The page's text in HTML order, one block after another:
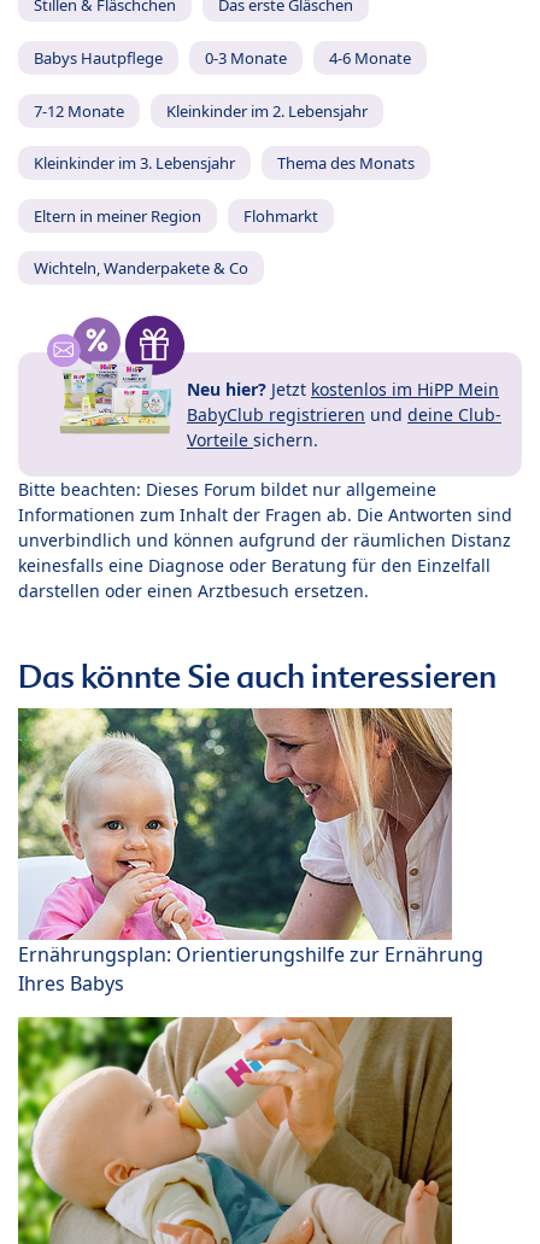
Stillen & Fläschchen Das erste Gläschen
Babys Hautpflege 0-3 Monate 4-6 Monate
7-12 Monate Kleinkinder im 2. Lebensjahr
Kleinkinder im 3. Lebensjahr Thema des Monats
Eltern in meiner Region Flohmarkt
Wichteln, Wanderpakete & Co
Neu hier? Jetzt kostenlos im HiPP Mein
BabyClub registrieren und deine Club-
Vorteile sichern.
Bitte beachten: Dieses Forum bildet nur allgemeine
Informationen zum Inhalt der Fragen ab. Die Antworten sind
unverbindlich und können aufgrund der räumlichen Distanz
keinesfalls eine Diagnose oder Beratung für den Einzelfall
darstellen oder einen Arztbesuch ersetzen.
Das könnte Sie auch interessieren
Ernährungsplan: Orientierungshilfe zur Ernährung
Ihres Babys